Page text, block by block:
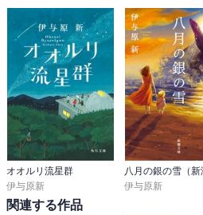
オオルリ流星群
伊与原新
伊与原新
関連する作品